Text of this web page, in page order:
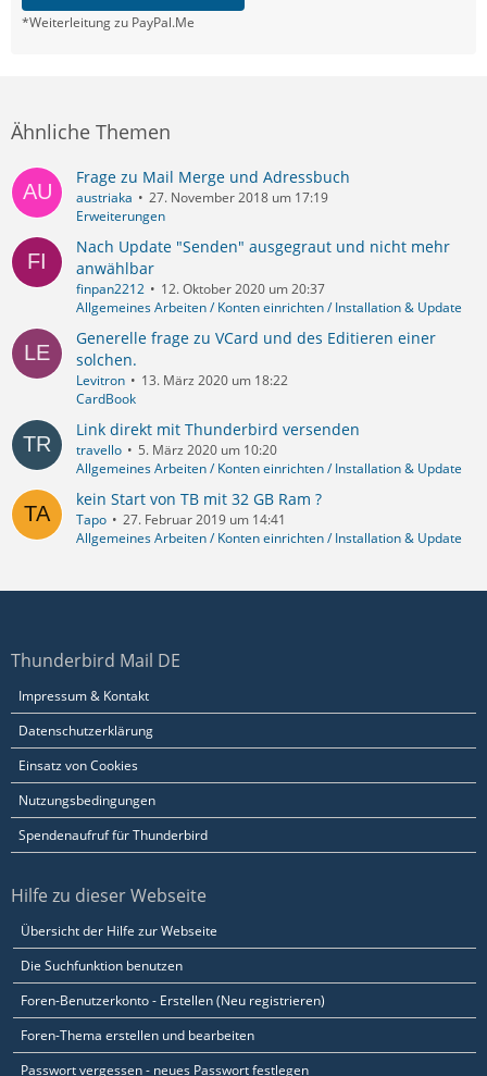
*Weiterleitung zu PayPal.Me
Ähnliche Themen
Frage zu Mail Merge und Adressbuch
austriaka
27. November 2018 um 17:19
Erweiterungen
Nach Update "Senden" ausgegraut und nicht mehr
anwählbar
finpan2212
12. Oktober 2020 um 20:37
Allgemeines Arbeiten / Konten einrichten / Installation & Update
Generelle frage zu VCard und des Editieren einer
solchen.
Levitron
13. März 2020 um 18:22
CardBook
Link direkt mit Thunderbird versenden
travello
5. März 2020 um 10:20
Allgemeines Arbeiten / Konten einrichten / Installation & Update
kein Start von TB mit 32 GB Ram ?
Tapo
27. Februar 2019 um 14:41
Allgemeines Arbeiten / Konten einrichten / Installation & Update
Thunderbird Mail DE
Impressum & Kontakt
Datenschutzerklärung
Einsatz von Cookies
Nutzungsbedingungen
Spendenaufruf für Thunderbird
Hilfe zu dieser Webseite
Übersicht der Hilfe zur Webseite
Die Suchfunktion benutzen
Foren-Benutzerkonto - Erstellen (Neu registrieren)
Foren-Thema erstellen und bearbeiten
Passwort vergessen - neues Passwort festlegen